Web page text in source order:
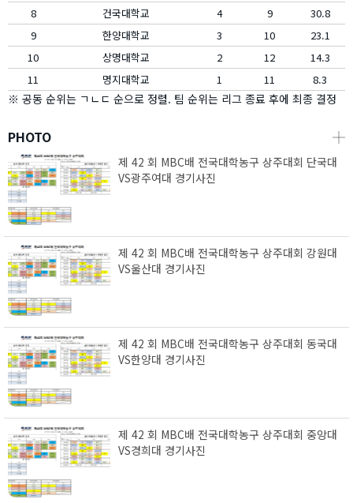
8
건국대학교 4 9
30.8
9
한양대학교 3 10
23.1
10
상명대학교 2 12
14.3
11
명지대학교 1 11 8.3
※ 공동 순위는 ㄱㄴㄷ 순으로 정렬. 팀 순위는 리그 종료 후에 최종 결정
PHOTO ┼
제 42 회 MBC배 전국대학농구 상주대회 단국대
VS광주여대 경기사진
제 42 회 MBC배 전국대학농구 상주대회 강원대
VS울산대 경기사진
제 42 회 MBC배 전국대학농구 상주대회 동국대
VS한양대 경기사진
제 42 회 MBC배 전국대학농구 상주대회 중앙대
VS경희대 경기사진